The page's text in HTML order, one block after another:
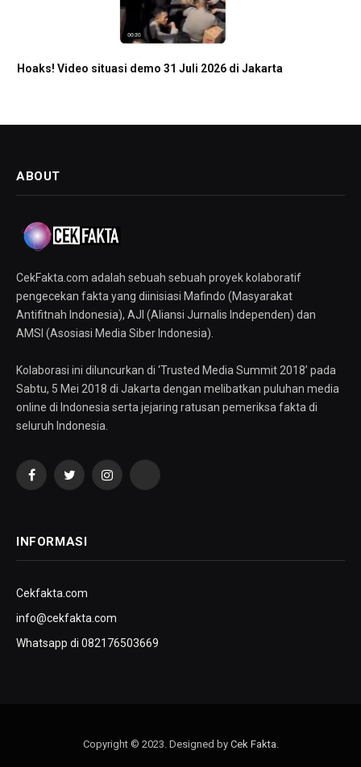
Hoaks! Video situasi demo 31 Juli 2026 di Jakarta
ABOUT
CekFakta.com adalah sebuah sebuah proyek kolaboratif
pengecekan fakta yang diinisiasi Mafindo (Masyarakat
Antifitnah Indonesia), AJI (Aliansi Jurnalis Independen) dan
AMSI (Asosiasi Media Siber Indonesia).
Kolaborasi ini diluncurkan di ‘Trusted Media Summit 2018’ pada
Sabtu, 5 Mei 2018 di Jakarta dengan melibatkan puluhan media
online di Indonesia serta jejaring ratusan pemeriksa fakta di
seluruh Indonesia.
FacebookTwitterInstagramYouTube
INFORMASI
Cekfakta.com
info@cekfakta.com
Whatsapp di 082176503669
Copyright © 2023. Designed by Cek Fakta